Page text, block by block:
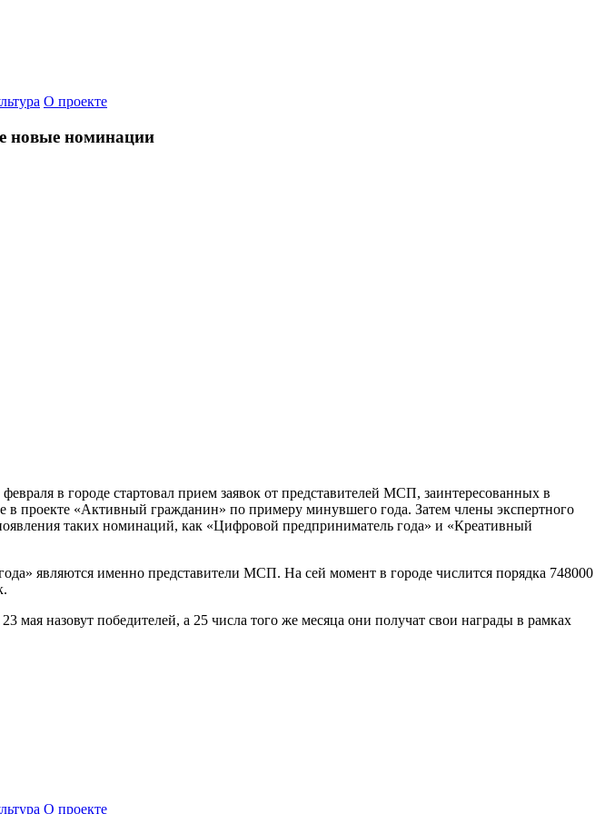
О проекте
новые номинации
в городе стартовал прием заявок от представителей МСП, заинтересованных в
в проекте «Активный гражданин» по примеру минувшего года. Затем члены экспертного
таких номинаций, как «Цифровой предприниматель года» и «Креативный
являются именно представители МСП. На сей момент в городе числится порядка 748000
назовут победителей, а 25 числа того же месяца они получат свои награды в рамках
О проекте